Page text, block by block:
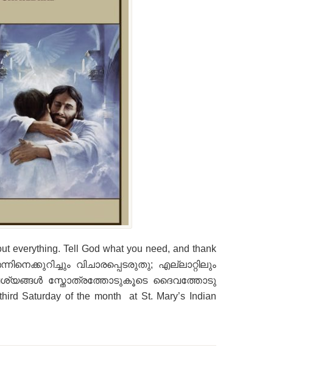
everything. Tell God what you need, and thank
വിചാരപ്പെടരുതു; എല്ലാറ്റിലും
സ്തോത്രത്തോടുകൂടെ ദൈവത്തോടു
Saturday of the month at St. Mary’s Indian